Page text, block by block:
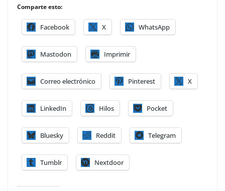
Comparte esto:
Facebook X WhatsApp
Mastodon Imprimir
Correo electrónico Pinterest X
LinkedIn Hilos Pocket
Bluesky Reddit Telegram
Tumblr Nextdoor